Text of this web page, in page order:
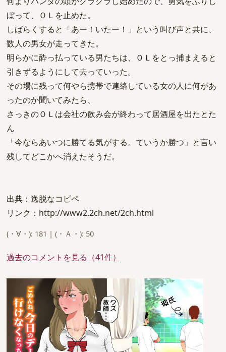
ぼって、ＯＬを止めた。
しばらくすると「あー！いたー！」という叫び声と共に、
数人の男女が走ってきた。
明らかに酔っ払っている男たちは、ＯＬをとっ捕まえると
引きずるようにして去っていった。
その場に残って何やら携帯で連絡している女の人に何があ
ったのか聞いてみたら、
さっきのＯＬは会社の飲み会が終わって居酒屋を出たとた
ん
「今ならあいつに勝てる気がする。ていうか勝つ」と言い
残してどこかへ消えたそうだ。
出典：逸脱なコピペ
リンク：http://www2.2ch.net/2ch.html
(・∀・): 181 | (・Ａ・): 50
過去のコメントを見る（41件）